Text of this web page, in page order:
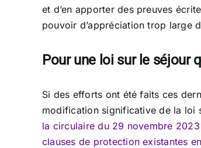
et d’en apporter des preuves
pouvoir d’appréciation trop large
Pour une loi sur le
Si des efforts ont été faits ces
modification significative de la loi
la circulaire du 29 novembre
clauses de protection existantes